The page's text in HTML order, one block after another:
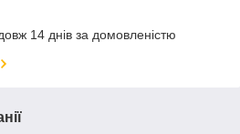
14 днів за домовленістю